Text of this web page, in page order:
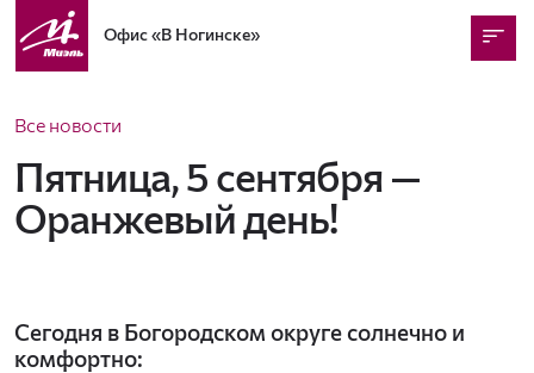
Офис«В Ногинске»
Все новости
Пятница, 5 сентября —
Оранжевый день!
Сегодня в Богородском округе солнечно и
комфортно: